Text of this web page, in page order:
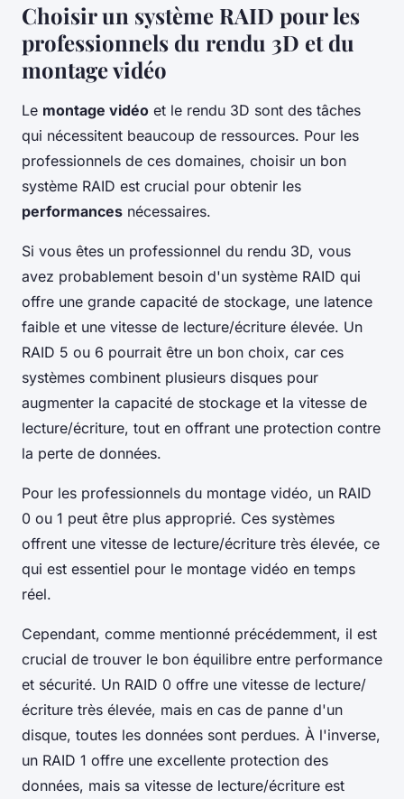
Choisir un système RAID pour les
professionnels du rendu 3D et du
montage vidéo
Le montage vidéo et le rendu 3D sont des tâches
qui nécessitent beaucoup de ressources. Pour les
professionnels de ces domaines, choisir un bon
système RAID est crucial pour obtenir les
performances nécessaires.
Si vous êtes un professionnel du rendu 3D, vous
avez probablement besoin d'un système RAID qui
offre une grande capacité de stockage, une latence
faible et une vitesse de lecture/écriture élevée. Un
RAID 5 ou 6 pourrait être un bon choix, car ces
systèmes combinent plusieurs disques pour
augmenter la capacité de stockage et la vitesse de
lecture/écriture, tout en offrant une protection contre
la perte de données.
Pour les professionnels du montage vidéo, un RAID
0 ou 1 peut être plus approprié. Ces systèmes
offrent une vitesse de lecture/écriture très élevée, ce
qui est essentiel pour le montage vidéo en temps
réel.
Cependant, comme mentionné précédemment, il est
crucial de trouver le bon équilibre entre performance
et sécurité. Un RAID 0 offre une vitesse de lecture/
écriture très élevée, mais en cas de panne d'un
disque, toutes les données sont perdues. À l'inverse,
un RAID 1 offre une excellente protection des
données, mais sa vitesse de lecture/écriture est